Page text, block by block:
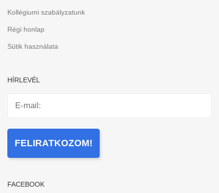
Kollégiumi szabályzatunk
Régi honlap
Sütik használata
HÍRLEVÉL
FACEBOOK